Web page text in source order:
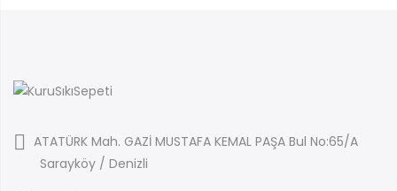
ATATÜRK Mah. GAZİ MUSTAFA KEMAL PAŞA Bul No:65/A
Sarayköy / Denizli